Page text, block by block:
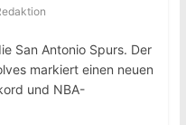
San Antonio Spurs. Der
markiert einen neuen
und NBA-